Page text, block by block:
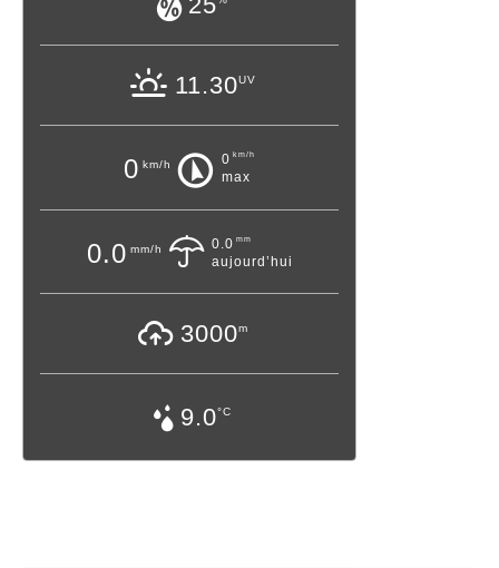
11.30UV
0 km/h 0 km/h
max
0.0 mm/h 0.0 mm
aujourd’hui
3000m
9.0°C